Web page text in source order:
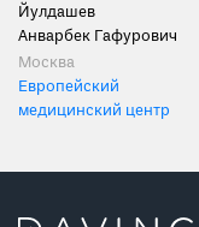
Йулдашев
Анварбек Гафурович
Москва
Европейский
медицинский центр